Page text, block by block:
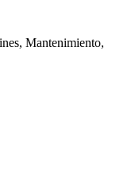
Mantenimiento,